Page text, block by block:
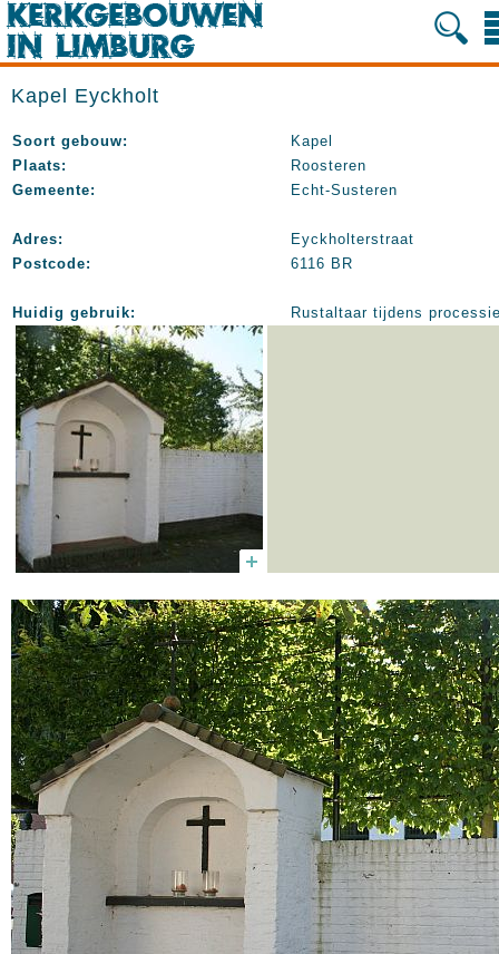
Kapel Eyckholt
Soort gebouw:
Kapel
Plaats:
Roosteren
Gemeente:
Echt-Susteren
Adres:
Eyckholterstraat
Postcode:
6116 BR
Huidig gebruik: Rustaltaar tijdens